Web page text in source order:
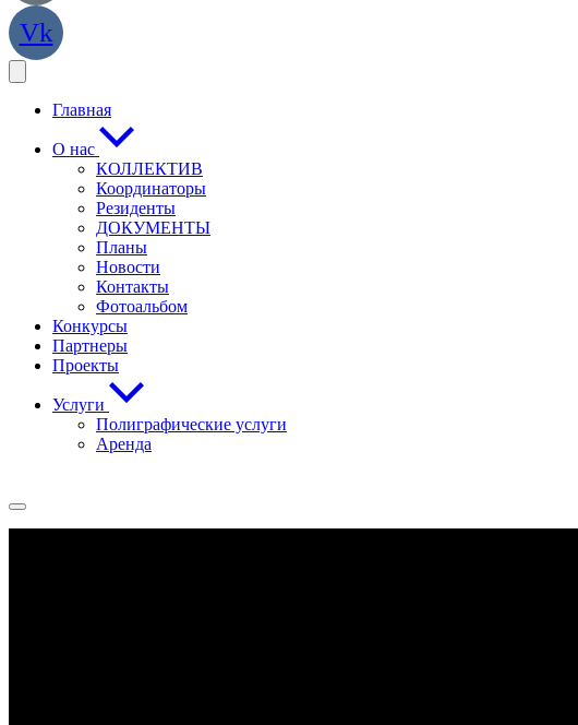
Vk
Главная
О нас
КОЛЛЕКТИВ
Координаторы
Резиденты
ДОКУМЕНТЫ
Планы
Новости
Контакты
Фотоальбом
Конкурсы
Партнеры
Проекты
Услуги
Полиграфические услуги
Аренда